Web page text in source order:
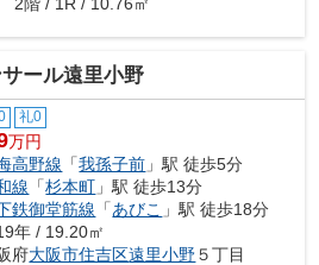
ール遠里小野
礼0
万円
高野線 「我孫子前 」駅 徒歩5分
線 「杉本町 」駅 徒歩13分
鉄御堂筋線 「あびこ 」駅 徒歩18分
年 / 19.20㎡
府大阪市住吉区遠里小野５丁目